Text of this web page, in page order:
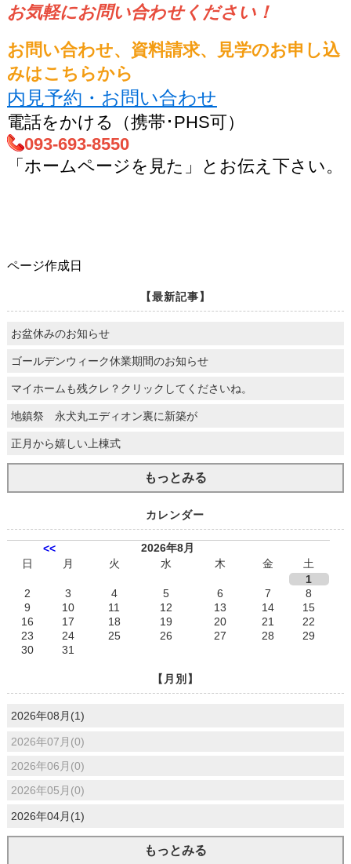
お気軽にお問い合わせください！
お問い合わせ、資料請求、見学のお申し込
みはこちらから
内見予約・お問い合わせ
電話をかける（携帯･PHS可）
093-693-8550
「ホームページを見た」とお伝え下さい。
ページ作成日
【最新記事】
お盆休みのお知らせ
ゴールデンウィーク休業期間のお知らせ
マイホームも残クレ？クリックしてくださいね。
地鎮祭 永犬丸エディオン裏に新築が
正月から嬉しい上棟式
もっとみる
カレンダー
<<
2026年8月
日
月 火 水 木 金
土
1
2
3 4 5 6 7
8
9
10 11 12 13 14
15
16
17 18 19 20 21
22
23
24 25 26 27 28
29
30
31
【月別】
2026年08月(1)
2026年07月(0)
2026年06月(0)
2026年05月(0)
2026年04月(1)
もっとみる